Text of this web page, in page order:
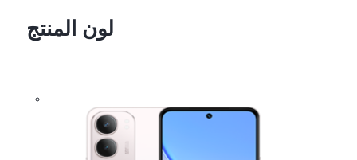
لون المنتج